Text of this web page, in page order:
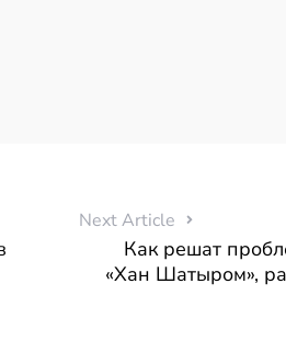
Next Article
Как решат
«Хан Шатыром»,